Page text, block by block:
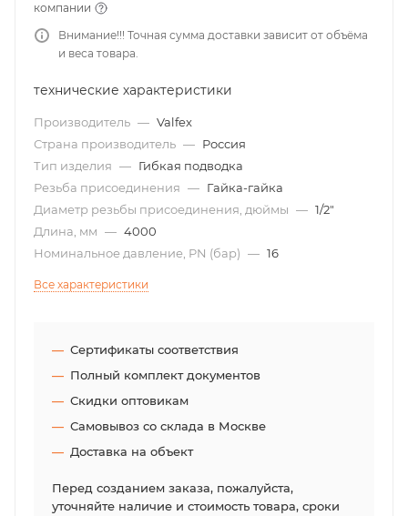
компании
Внимание!!! Точная сумма доставки зависит от объёма
и веса товара.
технические характеристики
Производитель — Valfex
Страна производитель — Россия
Тип изделия — Гибкая подводка
Резьба присоединения — Гайка-гайка
Диаметр резьбы присоединения, дюймы — 1/2"
Длина, мм — 4000
Номинальное давление, PN (бар) — 16
Все характеристики
Сертификаты соответствия
Полный комплект документов
Скидки оптовикам
Самовывоз со склада в Москве
Доставка на объект
Перед созданием заказа, пожалуйста,
уточняйте наличие и стоимость товара, сроки